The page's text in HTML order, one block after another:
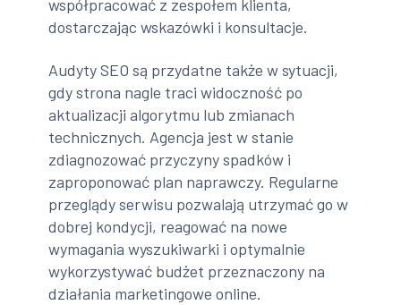
współpracować z zespołem klienta,
dostarczając wskazówki i konsultacje.
Audyty SEO są przydatne także w sytuacji,
gdy strona nagle traci widoczność po
aktualizacji algorytmu lub zmianach
technicznych. Agencja jest w stanie
zdiagnozować przyczyny spadków i
zaproponować plan naprawczy. Regularne
przeglądy serwisu pozwalają utrzymać go w
dobrej kondycji, reagować na nowe
wymagania wyszukiwarki i optymalnie
wykorzystywać budżet przeznaczony na
działania marketingowe online.